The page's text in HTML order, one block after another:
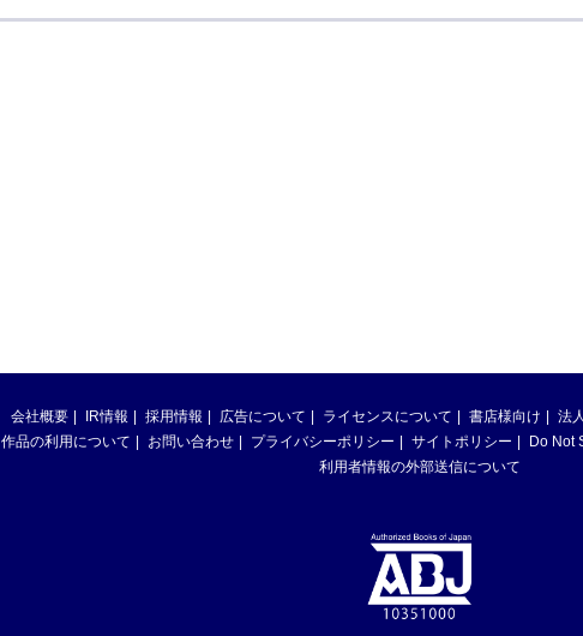
会社概要 IR情報 採用情報 広告について ライセンスについて 書店様向け 法
作品の利用について
お問い合わせ プライバシーポリシー サイトポリシー
Do Not
利用者情報の外部送信について